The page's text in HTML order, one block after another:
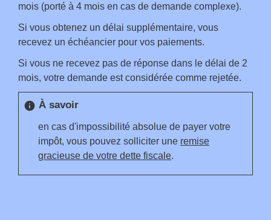
mois (porté à 4 mois en cas de demande complexe).
Si vous obtenez un délai supplémentaire, vous
recevez un échéancier pour vos paiements.
Si vous ne recevez pas de réponse dans le délai de 2
mois, votre demande est considérée comme rejetée.
info À savoir
en cas d'impossibilité absolue de payer votre
impôt, vous pouvez solliciter une remise
gracieuse de votre dette fiscale.